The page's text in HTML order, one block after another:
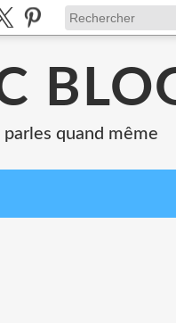
quand même